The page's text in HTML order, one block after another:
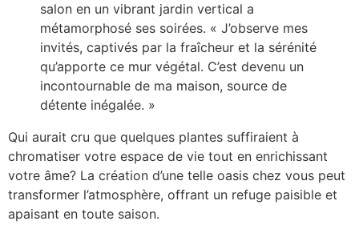
salon en un vibrant jardin vertical a
métamorphosé ses soirées. « J’observe mes
invités, captivés par la fraîcheur et la sérénité
qu’apporte ce mur végétal. C’est devenu un
incontournable de ma maison, source de
détente inégalée. »
Qui aurait cru que quelques plantes suffiraient à
chromatiser votre espace de vie tout en enrichissant
votre âme? La création d’une telle oasis chez vous peut
transformer l’atmosphère, offrant un refuge paisible et
apaisant en toute saison.